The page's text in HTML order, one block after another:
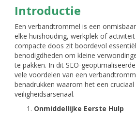
Introductie
Een verbandtrommel is een
elke huishouding, werkplek of
compacte doos zit boordevol
benodigdheden om kleine
te pakken. In dit SEO-
vele voordelen van een
benadrukken waarom het een
veiligheidsarsenaal.
Onmiddellijke Eerste Hulp